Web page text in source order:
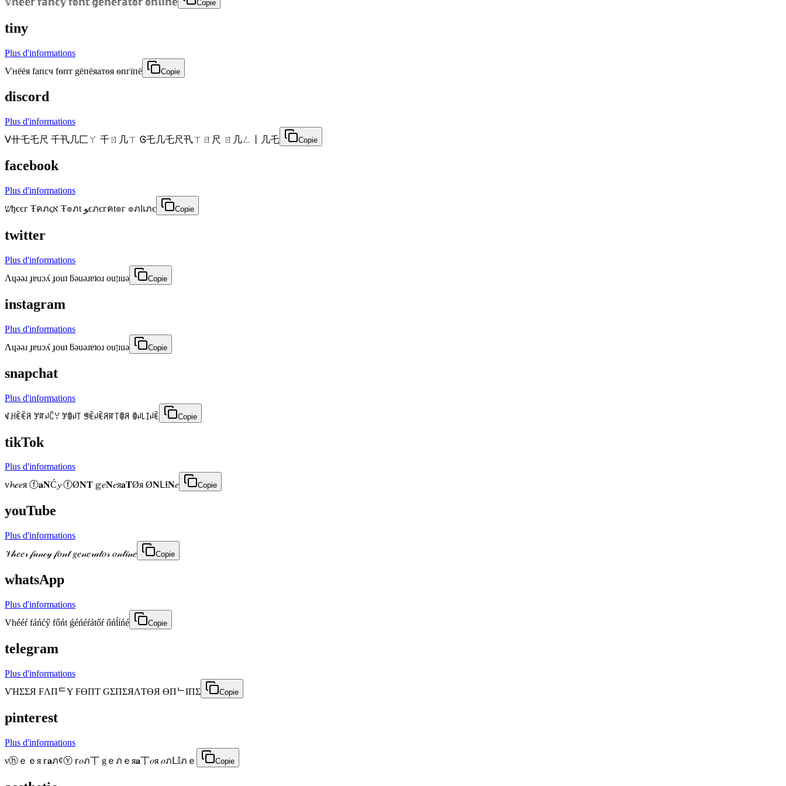
Copie
tiny
Plus d'informations
Ѵнёёя fапcч fѳпт gёпёяатѳя ѳпгїпё
Copie
discord
Plus d'informations
ᐯ卄乇乇尺 千卂几匚ㄚ 千ㄖ几ㄒ Ꮆ乇几乇尺卂ㄒㄖ尺 ㄖ几ㄥ丨几乇
Copie
facebook
Plus d'informations
שђєєг Ŧคภςא Ŧ๏ภt ﻮєภєгคt๏г ๏ภlเภє
Copie
twitter
Plus d'informations
Λɥǝǝɹ ɟɐuɔʎ ɟouʇ ƃǝuǝɹɐʇoɹ ouןıuǝ
Copie
instagram
Plus d'informations
Λɥǝǝɹ ɟɐuɔʎ ɟouʇ ƃǝuǝɹɐʇoɹ ouןıuǝ
Copie
snapchat
Plus d'informations
ꃴꃅꍟꍟꋪ ꎇꍏꈤꉓꌩ ꎇꂦꈤ꓄ ꁅꍟꈤꍟꋪꍏ꓄ꂦꋪ ꂦꈤ꒒ꀤꈤꍟ
Copie
tikTok
Plus d'informations
v𝓱𝑒𝑒я ⓕ𝐚𝐍Ć𝔂 ⓕØ𝐍𝐓 𝕘𝑒𝐍𝑒я𝐚𝐓Øя Ø𝐍ᒪƗ𝐍𝑒
Copie
youTube
Plus d'informations
𝒱𝒽𝑒𝑒𝓇 𝒻𝒶𝓃𝒸𝓎 𝒻𝑜𝓃𝓉 𝑔𝑒𝓃𝑒𝓇𝒶𝓉𝑜𝓇 𝑜𝓃𝓁𝒾𝓃𝑒
Copie
whatsApp
Plus d'informations
Vhééŕ fáńćӳ főńt ǵéńéŕátőŕ őńĺíńé
Copie
telegram
Plus d'informations
VΉΣΣЯ FΛПᄃY FӨПƬ GΣПΣЯΛƬӨЯ ӨПᄂIПΣ
Copie
pinterest
Plus d'informations
νⓗｅｅя ғ𝐚ภ¢Ⓨ ғ𝑜ภ丅 gｅภｅя𝐚丅𝑜я 𝑜ภᒪ𝕀ภｅ
Copie